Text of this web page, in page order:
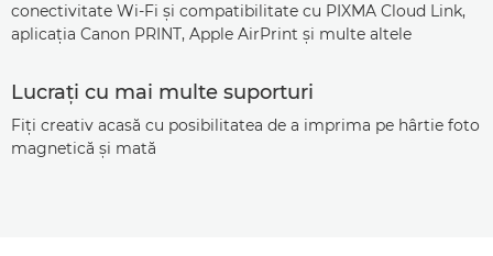
conectivitate Wi-Fi şi compatibilitate cu PIXMA Cloud Link,
aplicaţia Canon PRINT, Apple AirPrint şi multe altele
Lucraţi cu mai multe suporturi
Fiţi creativ acasă cu posibilitatea de a imprima pe hârtie foto
magnetică şi mată